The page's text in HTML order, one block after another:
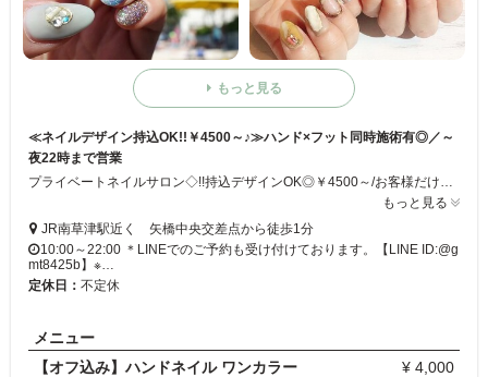
もっと見る
≪ネイルデザイン持込OK!!￥4500～♪≫ハンド×フット同時施術有◎／～
夜22時まで営業
もっと見る
JR南草津駅近く 矢橋中央交差点から徒歩1分
10:00～22:00 ＊LINEでのご予約も受け付けております。【LINE ID:@g
mt8425b】※…
定休日： 不定休
メニュー
【オフ込み】ハンドネイル ワンカラー
¥ 4,000